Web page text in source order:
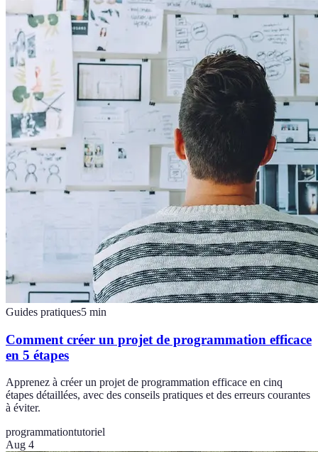
Guides pratiques5 min
Comment créer un projet de programmation efficace
en 5 étapes
Apprenez à créer un projet de programmation efficace en cinq
étapes détaillées, avec des conseils pratiques et des erreurs courantes
à éviter.
programmationtutoriel
Aug 4